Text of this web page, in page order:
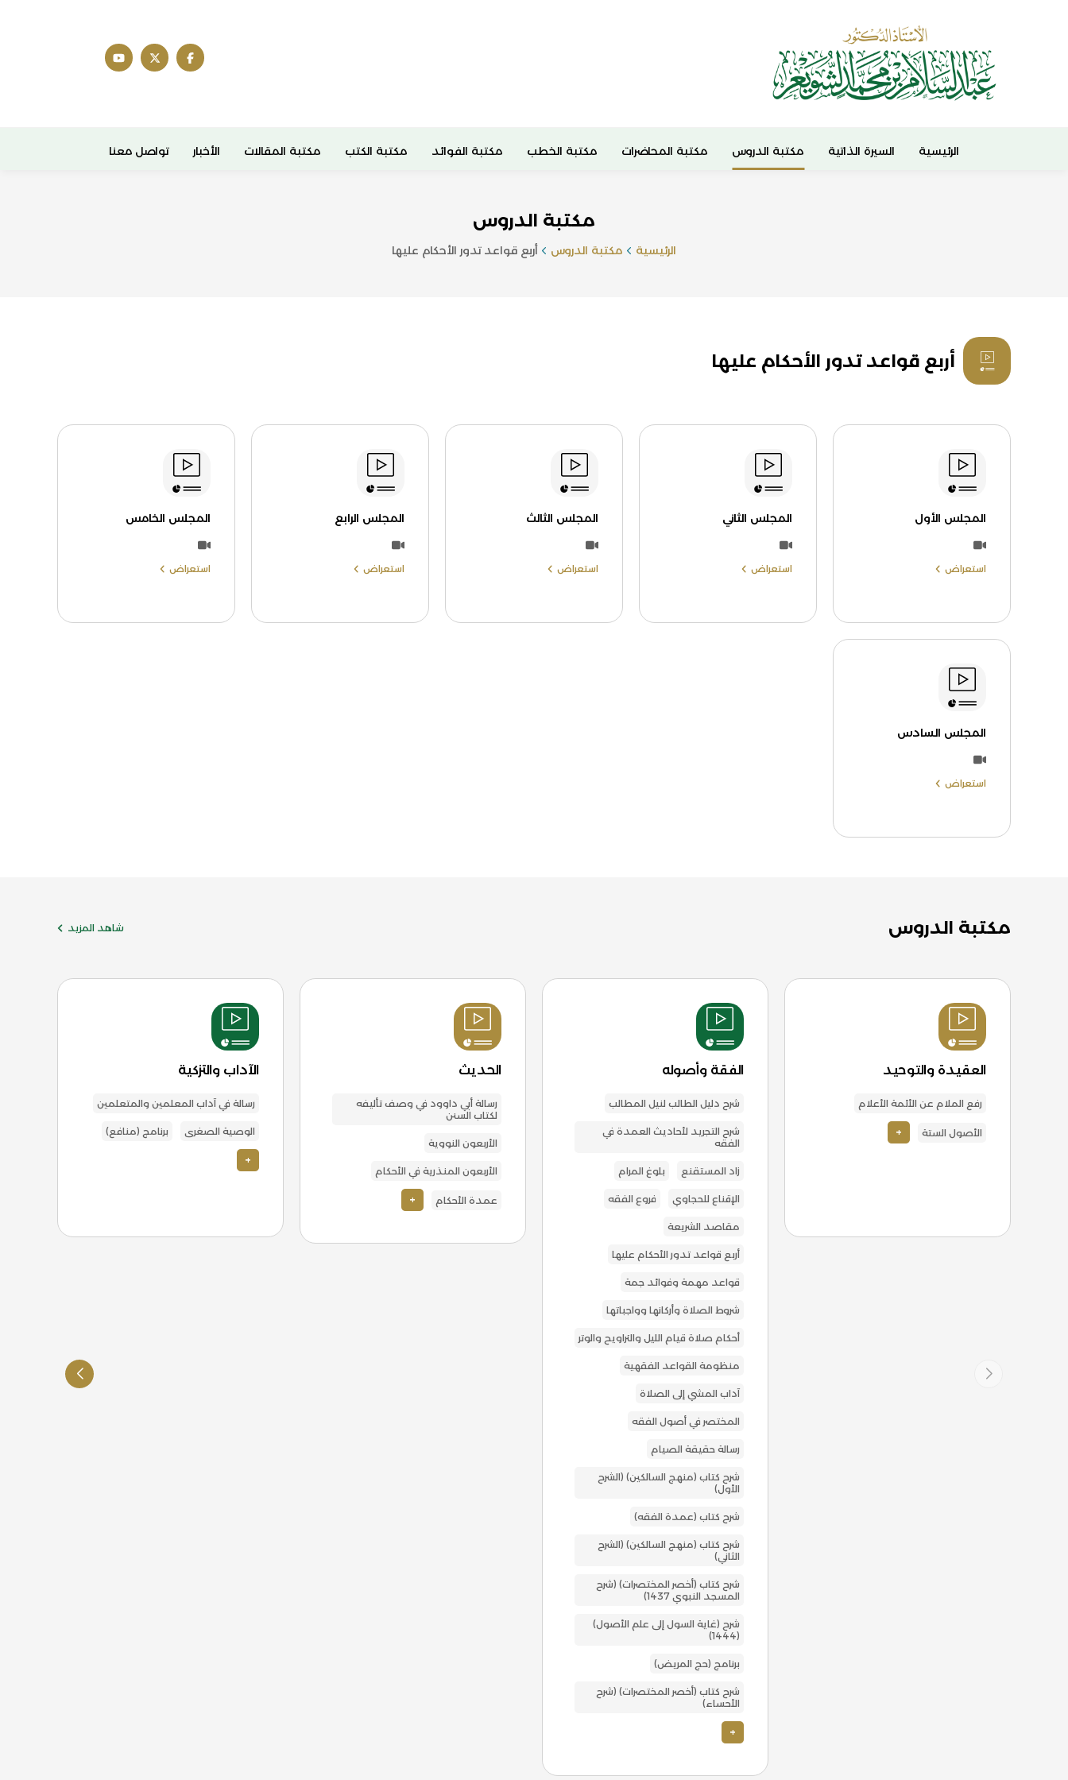
الرئيسية السيرة الذاتية مكتبة الدروس مكتبة المحاضرات مكتبة الخطب مكتبة الفوائد مكتبة الكتب مكتبة المقالات الأخبار تواصل معنا
مكتبة الدروس
الرئيسية مكتبة الدروس أربع قواعد تدور الأحكام عليها
أربع قواعد تدور الأحكام عليها
المجلس الأول
استعراض
المجلس الثاني
استعراض
المجلس الثالث
استعراض
المجلس الرابع
استعراض
المجلس الخامس
استعراض
المجلس السادس
استعراض
مكتبة الدروس شاهد المزيد
العقيدة والتوحيد
رفع الملام عن الأئمة الأعلام
الأصول الستة +
الفقة وأصوله
شرح دليل الطالب لنيل المطالب
شرح التجريد لأحاديث العمدة في
الفقه
زاد المستقنع بلوغ المرام
الإقناع للحجاوي فروع الفقه
مقاصد الشريعة
أربع قواعد تدور الأحكام عليها
قواعد مهمة وفوائد جمة
شروط الصلاة وأركانها وواجباتها
أحكام صلاة قيام الليل والتراويح والوتر
منظومة القواعد الفقهية
آداب المشي إلى الصلاة
المختصر في أصول الفقه
رسالة حقيقة الصيام
شرح كتاب (منهج السالكين) (الشرح
الأول)
شرح كتاب (عمدة الفقه)
شرح كتاب (منهج السالكين) (الشرح
الثاني)
شرح كتاب (أخصر المختصرات) (شرح
المسجد النبوي 1437)
شرح (غاية السول إلى علم الأصول)
(1444)
برنامج (حج المريض)
شرح كتاب (أخصر المختصرات) (شرح
الأحساء)
+
الحديث
رسالة أبي داوود في وصف تأليفه
لكتاب السنن
الأربعون النووية
الأربعون المنذرية في الأحكام
عمدة الأحكام +
الآداب والتزكية
رسالة في آداب المعلمين والمتعلمين
الوصية الصغرى برنامج (منافع)
+